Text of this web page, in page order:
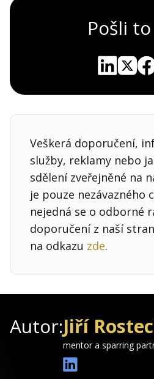
Pošli
Veškerá doporučení,
služby, reklamy nebo
sdělení zveřejněné na
je pouze nezávazného
nejedná se o odborné
doporučení z naší
na odkazu zde.
Autor:Jiří
mentor a sparring